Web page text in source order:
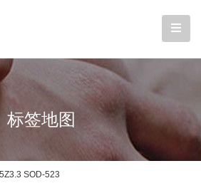
标签地图
SOD-523